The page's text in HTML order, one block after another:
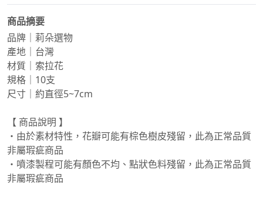
商品摘要
品牌｜莉朵選物
產地｜台灣
材質｜索拉花
規格｜10支
尺寸｜約直徑5~7cm
【 商品說明 】
・由於素材特性，花瓣可能有棕色樹皮殘留，此為正常品質
非屬瑕疵商品
・噴漆製程可能有顏色不均、點狀色料殘留，此為正常品質
非屬瑕疵商品